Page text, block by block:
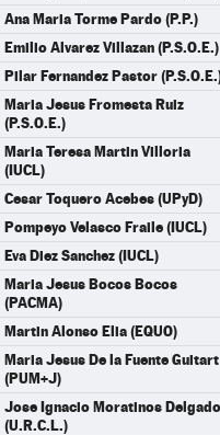
Ana Maria Torme Pardo (P.P.)
Emilio Alvarez Villazan (P.S.O.E.)
Pilar Fernandez Pastor
Maria Jesus Fromesta Ruiz
(P.S.O.E.)
Maria Teresa Martin Villoria
(IUCL)
Cesar Toquero Acebes (UPyD)
Pompeyo Velasco Fraile (IUCL)
Eva Diez Sanchez (IUCL)
Maria Jesus Bocos Bocos
(PACMA)
Martin Alonso Elia (EQUO)
Maria Jesus De la Fuente Guitart
(PUM+J)
Jose Ignacio Moratinos Delgado
(U.R.C.L.)